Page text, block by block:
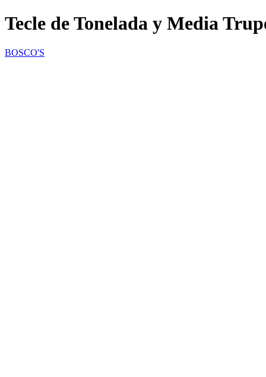
Tecle de Tonelada y Media
BOSCO'S